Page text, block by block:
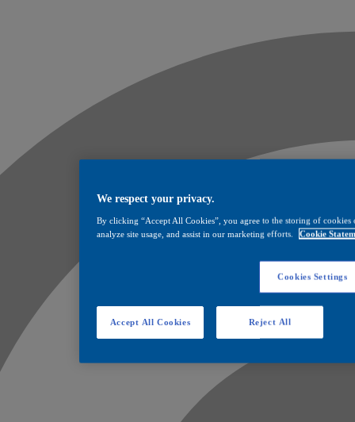
We respect your privacy.
By clicking “Accept All Cookies”, you agree to the storing of
analyze site usage, and assist in our marketing efforts.
Cookie
Cookies Settings
Reject All
Accept All Cookies